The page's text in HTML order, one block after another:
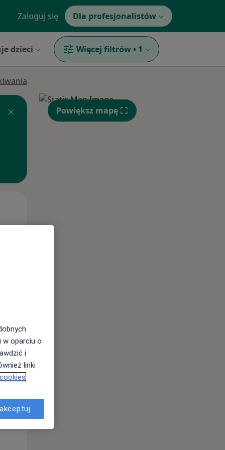
Zaloguj się Dla profesjonalistów
dzieci Więcej filtrów • 1
Śr,
12 Sie
Powiększ mapę
w oparciu o
i
linki